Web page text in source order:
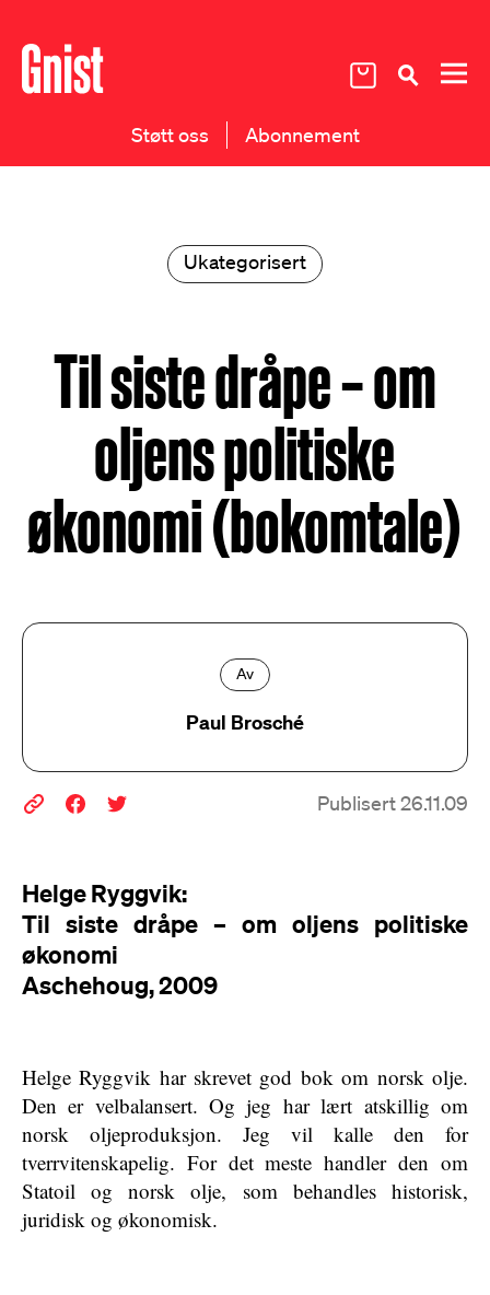
Støtt oss Abonnement
Ukategorisert
Til siste dråpe – om
oljens politiske
økonomi (bokomtale)
Av
Paul Brosché
Publisert 26.11.09
Helge Ryggvik:
Til siste dråpe – om oljens politiske
økonomi
Aschehoug, 2009
Helge Ryggvik har skrevet god bok om norsk olje.
Den er velbalansert. Og jeg har lært atskillig om
norsk oljeproduksjon. Jeg vil kalle den for
tverrvitenskapelig. For det meste handler den om
Statoil og norsk olje, som behandles historisk,
juridisk og økonomisk.